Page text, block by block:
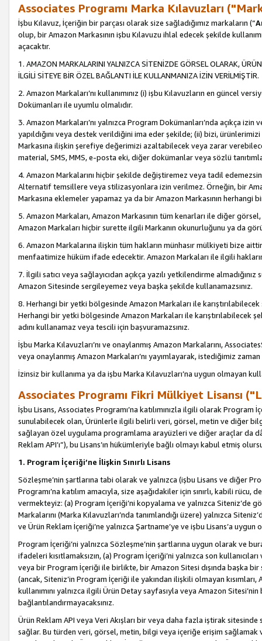
Associates Programı Marka Kılavuzları
İşbu Kılavuz, İçeriğin bir parçası olarak size sağladığımız markaların (“
olup, bir Amazon Markasının işbu Kılavuzu ihlal edecek şekilde
açacaktır.
1. AMAZON MARKALARINI YALNIZCA SİTENİZDE GÖRSEL OLARAK,
İLGİLİ SİTEYE BİR ÖZEL BAĞLANTI İLE KULLANMANIZA İZİN VERİLMİŞTİR.
2. Amazon Markaları’nı kullanımınız (i) işbu Kılavuzların en güncel
Dokümanları ile uyumlu olmalıdır.
3. Amazon Markaları’nı yalnızca Program Dokümanları’nda açıkça
yapıldığını veya destek verildiğini ima eder şekilde; (ii) bizi,
Markasına ilişkin şerefiye değerimizi azaltabilecek veya zarar
material, SMS, MMS, e-posta eki, diğer dokümanlar veya sözlü
4. Amazon Markalarını hiçbir şekilde değiştiremez veya tadil
Alternatif temsillere veya stilizasyonlara izin verilmez. Örneğin, bir
Markasına eklemeler yapamaz ya da bir Amazon Markasının herhangi
5. Amazon Markaları, Amazon Markasının tüm kenarları ile diğer
Amazon Markaları hiçbir surette ilgili Markanın okunurluğunu ya da
6. Amazon Markalarına ilişkin tüm hakların münhasır mülkiyeti bize
menfaatimize hüküm ifade edecektir. Amazon Markaları ile ilgili
7. İlgili satıcı veya sağlayıcıdan açıkça yazılı yetkilendirme
Amazon Sitesinde sergileyemez veya başka şekilde kullanamazsınız.
8. Herhangi bir yetki bölgesinde Amazon Markaları ile
Herhangi bir yetki bölgesinde Amazon Markaları ile karıştırılabilecek
adını kullanamaz veya tescili için başvuramazsınız.
İşbu Marka Kılavuzları’nı ve onaylanmış Amazon Markalarını,
veya onaylanmış Amazon Markaları’nı yayımlayarak, istediğimiz
İzinsiz bir kullanıma ya da işbu Marka Kılavuzları’na uygun olmayan
Associates Programı Fikri Mülkiyet Lisansı
İşbu Lisans, Associates Programı’na katılımınızla ilgili olarak Program
sunulabilecek olan, Ürünlerle ilgili belirli veri, görsel, metin ve diğer
sağlayan özel uygulama programlama arayüzleri ve diğer araçlar da
Reklam API’ı”), bu Lisans’ın hükümleriyle bağlı olmayı kabul etmiş
1. Program İçeriği’ne İlişkin Sınırlı Lisans
Sözleşme’nin şartlarına tabi olarak ve yalnızca (işbu Lisans ve diğer
Programı’na katılım amacıyla, size aşağıdakiler için sınırlı, kabili
vermekteyiz: (a) Program İçeriği’ni kopyalama ve yalnızca Siteniz’de
Markalarını (Marka Kılavuzları’nda tanımlandığı üzere) yalnızca
ve Ürün Reklam İçeriği’ne yalnızca Şartname’ye ve işbu Lisans’a
Program İçeriği’ni yalnızca Sözleşme’nin şartlarına uygun olarak ve
ifadeleri kısıtlamaksızın, (a) Program İçeriği’ni yalnızca son
veya bir Program İçeriği ile birlikte, bir Amazon Sitesi dışında başka
(ancak, Siteniz’in Program İçeriği ile yakından ilişkili olmayan
kullanımını yalnızca ilgili Ürün Detay sayfasıyla veya Amazon
bağlantılandırmayacaksınız.
Ürün Reklam API veya Veri Akışları bir veya daha fazla iştirak
sağlar. Bu türden veri, görsel, metin, bilgi veya içeriğe erişim sağlamak